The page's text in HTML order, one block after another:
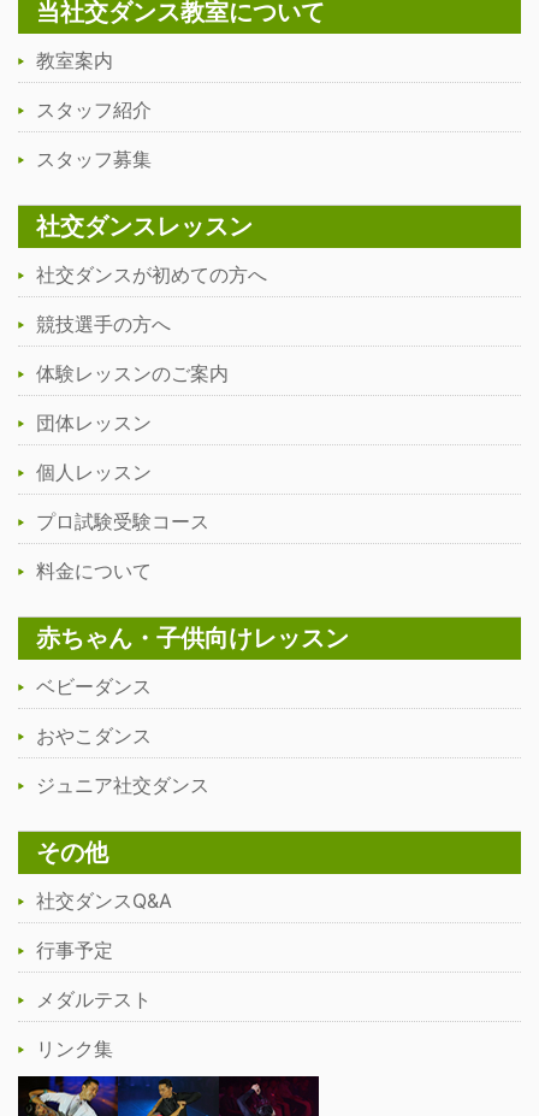
当社交ダンス教室について
教室案内
スタッフ紹介
スタッフ募集
社交ダンスレッスン
社交ダンスが初めての方へ
競技選手の方へ
体験レッスンのご案内
団体レッスン
個人レッスン
プロ試験受験コース
料金について
赤ちゃん・子供向けレッスン
ベビーダンス
おやこダンス
ジュニア社交ダンス
その他
社交ダンスQ&A
行事予定
メダルテスト
リンク集